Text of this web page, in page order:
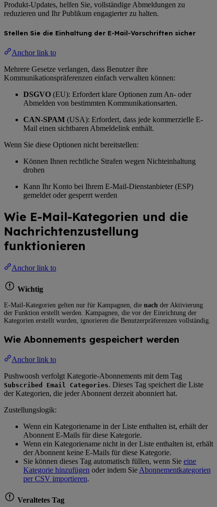
Produkt-Updates, helfen Sie, vollständige Abmeldungen zu
reduzieren und Ihr Publikum engagierter zu halten.
Stellen Sie die Einhaltung der E-Mail-Vorschriften sicher
Anchor link to
Mehrere Gesetze verlangen, dass Benutzer ihre
Kommunikationspräferenzen einfach verwalten können:
DSGVO (EU): Erfordert klare Optionen zum An- oder
Abmelden von bestimmten Kommunikationsarten.
CAN-SPAM (USA): Erfordert, dass jede kommerzielle E-
Mail einen sichtbaren Abmeldelink enthält.
Wenn Sie diese Optionen nicht bereitstellen:
Können Ihnen rechtliche Strafen wegen Nichteinhaltung
drohen
Kann Ihr Konto bei Ihrem E-Mail-Dienstanbieter (ESP)
gemeldet oder gesperrt werden
Wie E-Mail-Kategorien und die
Nachrichtenzustellung
funktionieren
Anchor link to
Wichtig
E-Mail-Kategorien gelten nur für Kampagnen, die nach der Aktivierung
der Funktion erstellt werden. Kampagnen, die vor der Einrichtung der
Kategorien erstellt wurden, ignorieren die Benutzerpräferenzen vollständig.
Wie Abonnements gespeichert werden
Anchor link to
Pushwoosh verfolgt Kategorie-Abonnements mit dem Tag
Subscribed Email Categories. Dieses Tag speichert die Liste
der Kategorien, die jeder Abonnent derzeit abonniert hat.
Zustellungslogik:
Wenn ein Kategoriename in der Liste enthalten ist, erhält der
Abonnent E-Mails für diese Kategorie.
Wenn ein Kategoriename nicht in der Liste enthalten ist, erhält
der Abonnent keine E-Mails für diese Kategorie.
Sie können dieses Tag automatisch füllen, wenn Sie eine
Kategorie hinzufügen oder indem Sie Abonnementkategorien
per CSV importieren.
Veraltetes Tag